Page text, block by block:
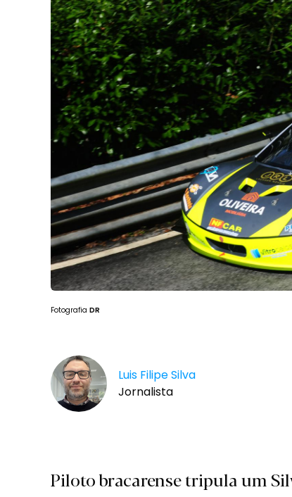
Fotografia DR
Luis Filipe Silva
Jornalista
Piloto bracarense tripula um